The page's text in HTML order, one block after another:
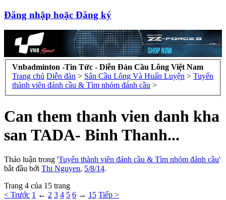
Đăng nhập hoặc Đăng ký
Vnbadminton -Tin Tức - Diễn Đàn Cầu Lông Việt Nam
Trang chủ Diễn đàn > Sân Cầu Lông Và Huấn Luyện > Tuyển
thành viên đánh cầu & Tìm nhóm đánh cầu >
Can them thanh vien danh kha
san TADA- Binh Thanh...
Thảo luận trong 'Tuyển thành viên đánh cầu & Tìm nhóm đánh cầu'
bắt đầu bởi Thi Nguyen, 5/8/14.
Trang 4 của 15 trang
< Trước 1 ← 2 3 4 5 6 → 15 Tiếp >